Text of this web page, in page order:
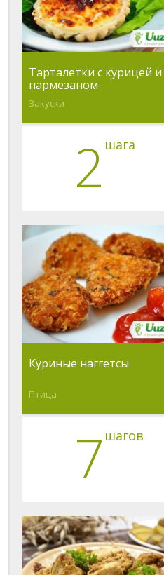
Тарталетки с курицей и
пармезаном
Закуски
2 шага
Куриные наггетсы
Птица
7 шагов